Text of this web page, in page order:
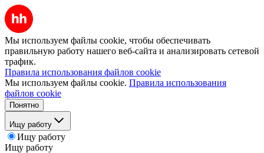
Мы используем файлы cookie, чтобы обеспечивать
правильную работу нашего веб-сайта и анализировать сетевой
трафик.
Правила использования файлов cookie
Мы используем файлы cookie. Правила использования
файлов cookie
Понятно
Ищу работу
Ищу работу
Ищу работу